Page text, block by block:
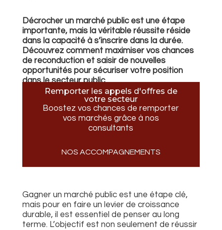
Décrocher un marché public est une étape
importante, mais la véritable réussite réside
dans la capacité à s’inscrire dans la durée.
Découvrez comment maximiser vos chances
de reconduction et saisir de nouvelles
opportunités pour sécuriser votre position
dans le secteur public.
Remporter les appels d'offres de
votre secteur
Boostez vos chances de remporter
vos marchés grâce à nos
consultants
NOS ACCOMPAGNEMENTS
Gagner un marché public est une étape clé,
mais pour en faire un levier de croissance
durable, il est essentiel de penser au long
terme. L’objectif est non seulement de réussir